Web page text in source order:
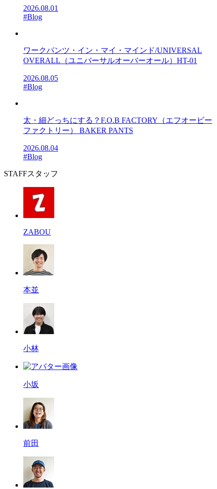
2026.08.01
#Blog
ワークパンツ・イン・マイ・マインド/UNIVERSAL
OVERALL（ユニバーサルオーバーオール）HT-01
2026.08.05
#Blog
太・細どっちにする？F.O.B FACTORY（エフオービー
ファクトリー） BAKER PANTS
2026.08.04
#Blog
STAFFスタッフ
ZABOU
本並
小林
小坂
前田